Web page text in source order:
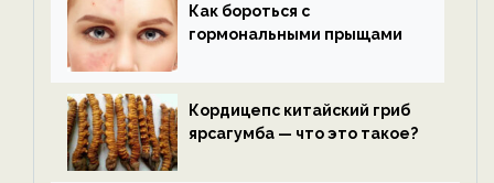
Как бороться с
гормональными прыщами
Кордицепс китайский гриб
ярсагумба — что это такое?